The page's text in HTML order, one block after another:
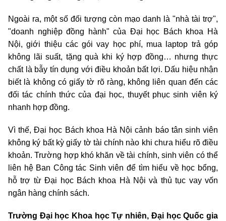
Ngoài ra, một số đối tượng còn mạo danh là "nhà tài trợ",
"doanh nghiệp đồng hành" của Đại học Bách khoa Hà
Nội, giới thiệu các gói vay học phí, mua laptop trả góp
không lãi suất, tặng quà khi ký hợp đồng… nhưng thực
chất là bẫy tín dụng với điều khoản bất lợi. Dấu hiệu nhận
biết là không có giấy tờ rõ ràng, không liên quan đến các
đối tác chính thức của đại học, thuyết phục sinh viên ký
nhanh hợp đồng.
Vì thế, Đại học Bách khoa Hà Nội cảnh báo tân sinh viên
không ký bất kỳ giấy tờ tài chính nào khi chưa hiểu rõ điều
khoản. Trường hợp khó khăn về tài chính, sinh viên có thể
liên hệ Ban Công tác Sinh viên để tìm hiểu về học bổng,
hỗ trợ từ Đại học Bách khoa Hà Nội và thủ tục vay vốn
ngân hàng chính sách.
Trường Đại học Khoa học Tự nhiên, Đại học Quốc gia